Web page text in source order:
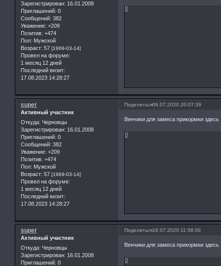
Зарегистрирован: 16.01.2008
Приглашений: 0
Сообщений: 382
Уважение: +209
Позитив: +474
Пол: Мужской
Возраст: 57 [1969-03-14]
Провел на форуме:
1 месяц 12 дней
Последний визит:
17.08.2023 14:28:27
0
Поделиться06.07.2020 20:07:39
super
Активный участник
Откуда: Черновцы
Зарегистрирован: 16.01.2008
Приглашений: 0
Сообщений: 382
Уважение: +209
Позитив: +474
Пол: Мужской
Возраст: 57 [1969-03-14]
Провел на форуме:
1 месяц 12 дней
Последний визит:
17.08.2023 14:28:27
Венчики для замеса прикормки здесь
0
Поделиться16.07.2020 11:58:00
super
Активный участник
Откуда: Черновцы
Зарегистрирован: 16.01.2008
Приглашений: 0
Венчики для замеса прикормки здесь
0